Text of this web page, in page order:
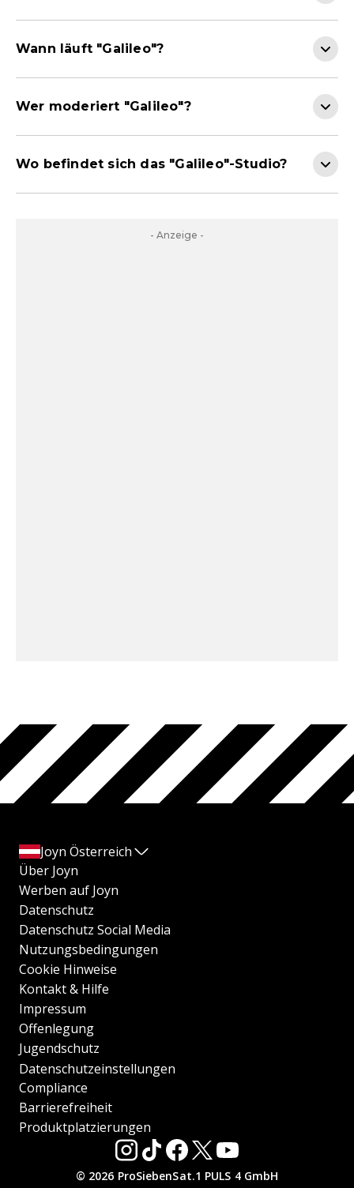
Wann läuft "Galileo"?
Wer moderiert "Galileo"?
Wo befindet sich das "Galileo"-Studio?
- Anzeige -
Joyn Österreich
Über Joyn
Werben auf Joyn
Datenschutz
Datenschutz Social Media
Nutzungsbedingungen
Cookie Hinweise
Kontakt & Hilfe
Impressum
Offenlegung
Jugendschutz
Datenschutzeinstellungen
Compliance
Barrierefreiheit
Produktplatzierungen
© 2026 ProSiebenSat.1 PULS 4 GmbH